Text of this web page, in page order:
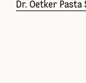
Dr. Oetker Pasta